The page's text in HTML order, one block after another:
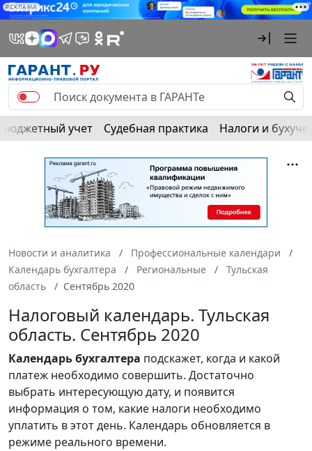
РЕКЛАМА
Бюджетный учет Судебная практика Налоги и
Новости и аналитика
Профессиональные календари
Календарь бухгалтера
Региональные
Тульская
область
Сентябрь 2020
Налоговый календарь. Тульская
область. Сентябрь 2020
Календарьбухгалтера подскажет, когда и какой
платеж необходимо совершить. Достаточно
выбрать интересующую дату, и появится
информация о том, какие налоги необходимо
уплатить в этот день. Календарь обновляется в
режиме реального времени.